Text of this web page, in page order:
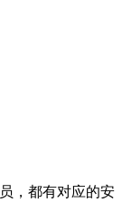
，都有对应的安